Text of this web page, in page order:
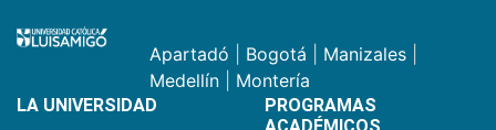
Apartadó Bogotá Manizales
Medellín
Montería
LA UNIVERSIDAD
PROGRAMAS